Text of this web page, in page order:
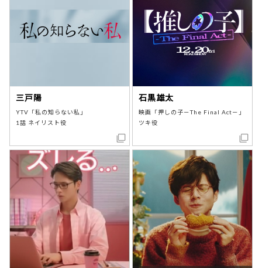
三戸陽
YTV「私の知らない私」
1話 ネイリスト役
石黒雄太
映画「押しの子－The Final Act－」
ツキ役